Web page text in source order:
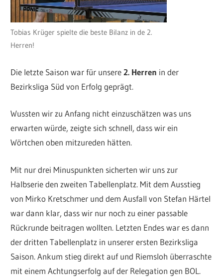
Tobias Krüger spielte die beste Bilanz in de 2.
Herren!
Die letzte Saison war für unsere2. Herren in der
Bezirksliga Süd von Erfolg geprägt.
Wussten wir zu Anfang nicht einzuschätzen was uns
erwarten würde, zeigte sich schnell, dass wir ein
Wörtchen oben mitzureden hätten.
Mit nur drei Minuspunkten sicherten wir uns zur
Halbserie den zweiten Tabellenplatz. Mit dem Ausstieg
von Mirko Kretschmer und dem Ausfall von Stefan Härtel
war dann klar, dass wir nur noch zu einer passable
Rückrunde beitragen wollten. Letzten Endes war es dann
der dritten Tabellenplatz in unserer ersten Bezirksliga
Saison. Ankum stieg direkt auf und Riemsloh überraschte
mit einem Achtungserfolg auf der Relegation gen BOL.